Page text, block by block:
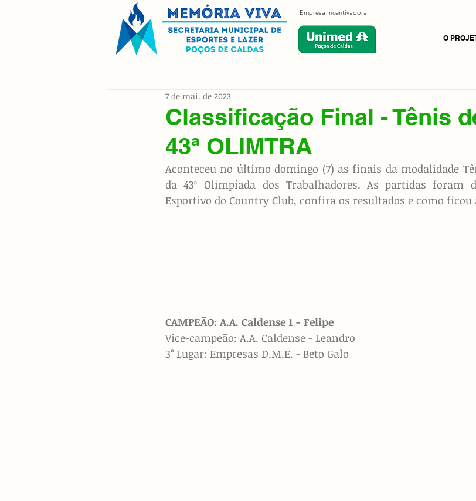
Empresa Incentivadora:
O
Classificação Final - Tênis
43ª OLIMTRA
7 de mai. de 2023
Aconteceu no último domingo (7) as finais da modalidade
da 43ª Olimpíada dos Trabalhadores. As partidas foram
Esportivo do Country Club, confira os resultados e como
CAMPEÃO: A.A. Caldense 1 - Felipe
Vice-campeão: A.A. Caldense - Leandro
3° Lugar: Empresas D.M.E. - Beto Galo